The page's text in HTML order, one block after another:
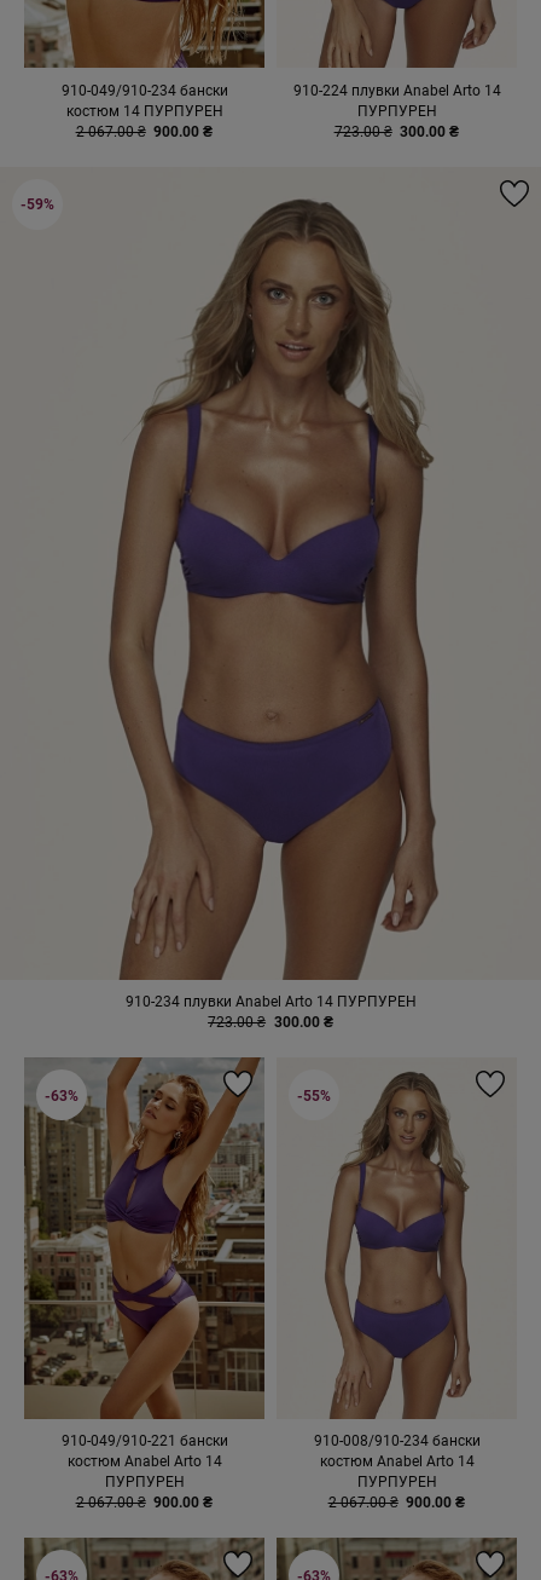
910-049/910-234 бански
костюм 14 ПУРПУРЕН
2 067.00 ₴ 900.00 ₴
910-224 плувки Anabel Arto 14
ПУРПУРЕН
723.00 ₴ 300.00 ₴
910-234 плувки Anabel Arto 14 ПУРПУРЕН
723.00 ₴ 300.00 ₴
-59%
910-049/910-221 бански
костюм Anabel Arto 14
ПУРПУРЕН
2 067.00 ₴ 900.00 ₴
-63%
910-008/910-234 бански
костюм Anabel Arto 14
ПУРПУРЕН
2 067.00 ₴ 900.00 ₴
-55%
-63% -63%